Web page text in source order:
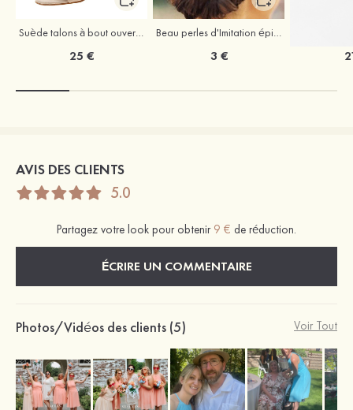
Suède talons à bout ouvert sandales talon bottier chaussures pour les soirées
25 €
Beau perles d'Imitation épingles à cheveux coiffe
3 €
AVIS DES CLIENTS
5.0
Partagez votre look pour obtenir 9 € de réduction.
ÉCRIRE UN COMMENTAIRE
Photos/Vidéos des clients (5) Voir Tout